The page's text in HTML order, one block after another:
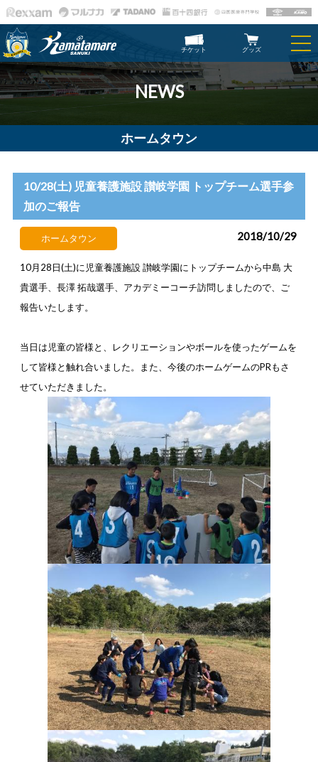
チケット グッズ
NEWS
ホームタウン
10/28(土) 児童養護施設 讃岐学園 トップチーム選手参
加のご報告
ホームタウン 2018/10/29
10月28日(土)に児童養護施設 讃岐学園にトップチームから中島 大
貴選手、長澤拓哉選手、アカデミーコーチ訪問しましたので、ご
報告いたします。
当日は児童の皆様と、レクリエーションやボールを使ったゲームを
して皆様と触れ合いました。また、今後のホームゲームのPRもさ
せていただきました。